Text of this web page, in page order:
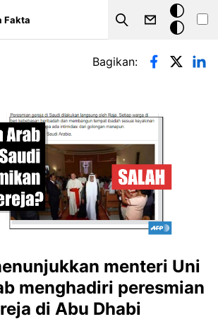
Fakta
Search
Mode
gelap
Bagikan:
menteri Uni
menghadiri peresmian
di Abu Dhabi